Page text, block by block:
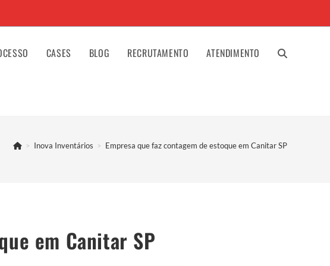
CASES BLOG RECRUTAMENTO ATENDIMENTO ALTERNAR
> Inova Inventários > Empresa que faz contagem de estoque em Canitar SP
em Canitar SP